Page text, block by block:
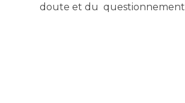
doute et du questionnement